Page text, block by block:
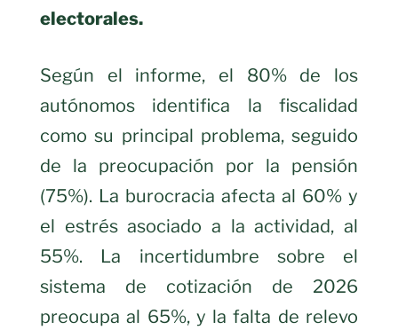
electorales.
Según el informe, el 80% de los
autónomos identifica la fiscalidad
como su principal problema, seguido
de la preocupación por la pensión
(75%). La burocracia afecta al 60% y
el estrés asociado a la actividad, al
55%. La incertidumbre sobre el
sistema de cotización de 2026
preocupa al 65%, y la falta de relevo